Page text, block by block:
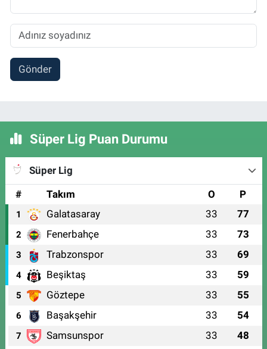
Gönder
Süper Lig Puan Durumu
Süper Lig
#
Takım O P
1 Galatasaray 33 77
2 Fenerbahçe 33 73
3 Trabzonspor 33 69
4 Beşiktaş 33 59
5 Göztepe 33 55
6 Başakşehir 33 54
7 Samsunspor 33 48